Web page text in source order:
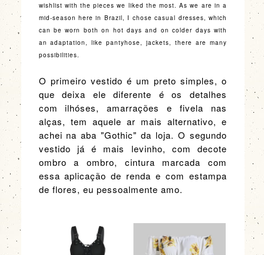
wishlist with the pieces we liked the most. As we are in a
mid-season here in Brazil, I chose casual dresses, which
can be worn both on hot days and on colder days with
an adaptation, like pantyhose, jackets, there are many
possibilities.
O primeiro vestido é um preto simples, o
que deixa ele diferente é os detalhes
comilhóses, amarrações e fivela nas
alças, tem aquele ar mais alternativo, e
achei na aba "Gothic" da loja. O segundo
vestido já é mais levinho, com decote
ombro a ombro, cintura marcada com
essa aplicação de renda e com estampa
de flores, eu pessoalmente amo.